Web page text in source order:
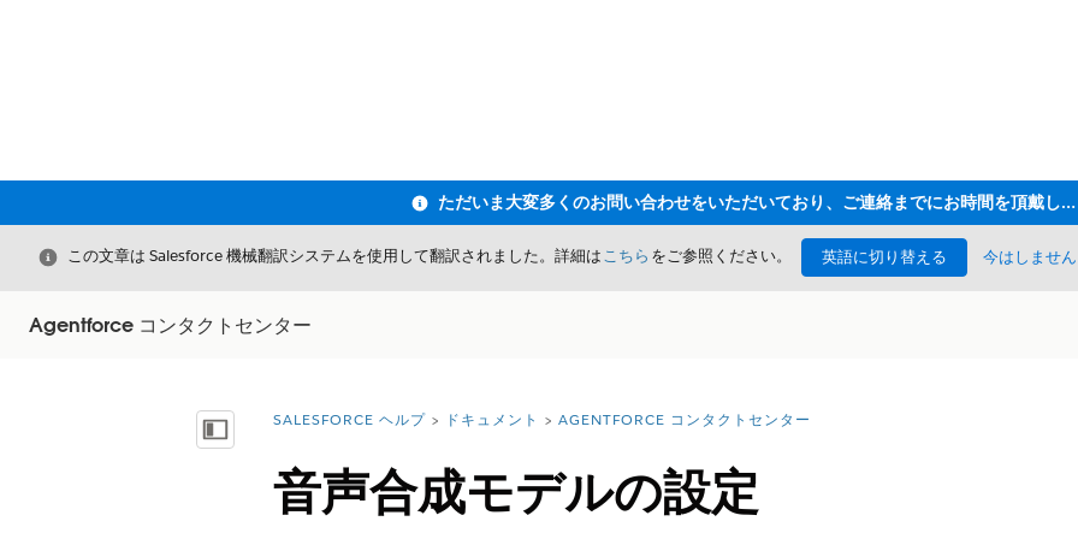
ただいま大変多くのお問い合わせをいただいており、ご連絡までにお時間を頂戴しております
閉じる
この文章は Salesforce 機械翻訳システムを使用して翻訳されました。詳細はこちら をご参照ください。 英語に切り替える 今はしません
Agentforce コンタクトセンター
目次を表示詳細情報:
SALESFORCE ヘルプ ドキュメント AGENTFORCE コンタクトセンター
音声合成モデルの設定